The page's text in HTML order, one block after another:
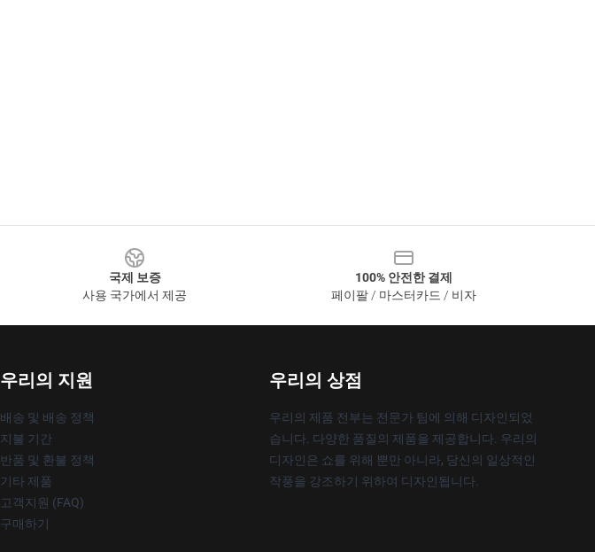
국제 보증
사용 국가에서 제공
100% 안전한 결제
페이팔 / 마스터카드 / 비자
우리의 지원
배송 및 배송 정책
지불 기간
반품 및 환불 정책
기타 제품
고객지원 (FAQ)
구매하기
우리의 상점
우리의 제품 전부는 전문가 팀에 의해 디자인되었
습니다. 다양한 품질의 제품을 제공합니다. 우리의
디자인은 쇼를 위해 뿐만 아니라, 당신의 일상적인
작풍을 강조하기 위하여 디자인됩니다.